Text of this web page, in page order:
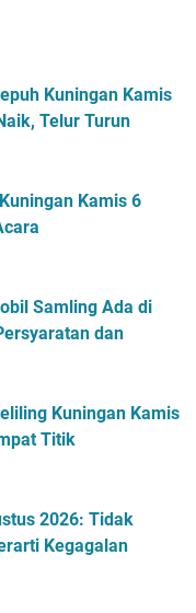
Kuningan Kamis
Telur Turun
Kamis 6
Samling Ada di
dan
Kuningan Kamis
Titik
2026: Tidak
Kegagalan